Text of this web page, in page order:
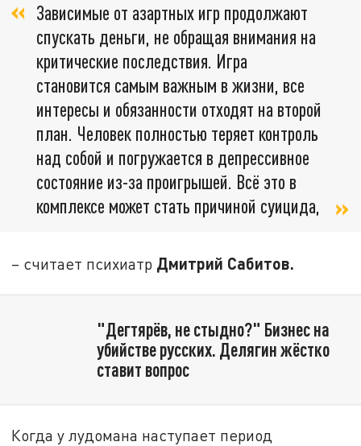
Зависимые от азартных игр продолжают
спускать деньги, не обращая внимания на
критические последствия. Игра
становится самым важным в жизни, все
интересы и обязанности отходят на второй
план. Человек полностью теряет контроль
над собой и погружается в депрессивное
состояние из-за проигрышей. Всё это в
комплексе может стать причиной суицида,
– считает психиатр Дмитрий Сабитов.
"Дегтярёв, не стыдно?" Бизнес на
убийстве русских. Делягин жёстко
ставит вопрос
Когда у лудомана наступает период